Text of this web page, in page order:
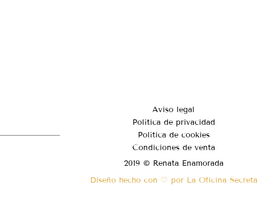
Aviso legal
Política de privacidad
Política de cookies
Condiciones de venta
2019 © Renata Enamorada
Diseño hecho con ♡ por La Oficina Secreta